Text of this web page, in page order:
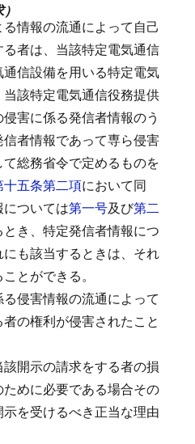
情報の流通によって自己
者は、当該特定電気通信
信設備を用いる特定電気
該特定電気通信役務提供
害に係る発信者情報のう
者情報であって専ら侵害
総務省令で定めるものを
十五条第二項において同
ついては第一号及び第二
き、特定発信者情報につ
も該当するときは、それ
とができる。
侵害情報の流通によって
の権利が侵害されたこと
開示の請求をする者の損
めに必要である場合その
を受けるべき正当な理由